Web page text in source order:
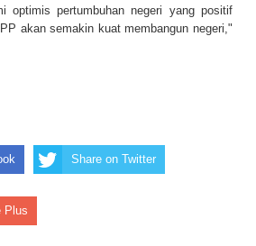
optimis pertumbuhan negeri yang positif
akan semakin kuat membangun negeri,"
Share on Twitter
Plus